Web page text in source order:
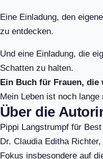
Eine Einladung, den
zu entdecken.
Und eine Einladung, die
Schatten zu halten.
Ein Buch für Frauen, die
Mein Leben ist noch
Über die
Pippi Langstrumpf für
Dr. Claudia Editha
Fokus insbesondere auf